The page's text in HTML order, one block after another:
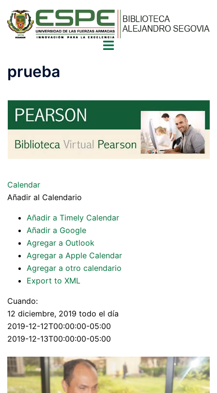
contenido
Alternar
prueba
Calendar
Añadir al Calendario
Añadir a Timely Calendar
Añadir a Google
Agregar a Outlook
Agregar a Apple Calendar
Agregar a otro calendario
Export to XML
Cuando:
12 diciembre, 2019 todo el día
2019-12-12T00:00:00-05:00
2019-12-13T00:00:00-05:00